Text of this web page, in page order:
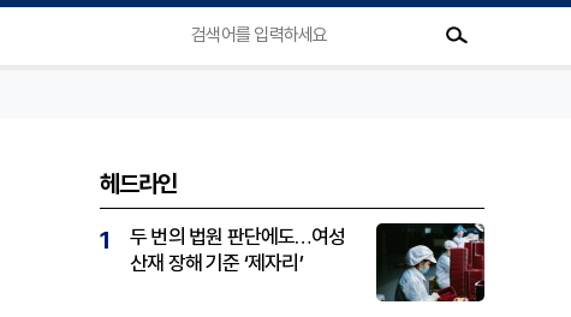
헤드라인
1
두 번의 법원 판단에도…여성
산재 장해 기준 ‘제자리’